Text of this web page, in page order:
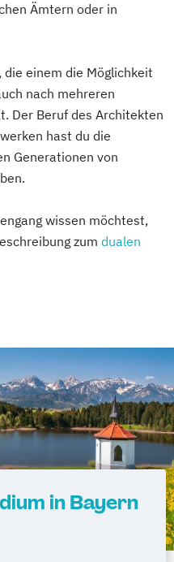
Ämtern oder in
die einem die Möglichkeit
nach mehreren
Der Beruf des Architekten
hast du die
Generationen von
wissen möchtest,
zum dualen
in Bayern